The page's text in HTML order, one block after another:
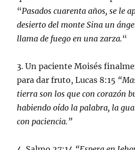
“Pasados cuarenta años, se le
desierto del monte Sina un
llama de fuego en una zarza.“
3. Un paciente Moisés
para dar fruto, Lucas 8:15
tierra son los que con corazón
habiendo oído la palabra, la
con paciencia.”